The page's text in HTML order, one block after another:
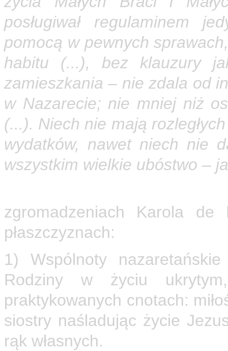
posługiwał regulaminem
pomocą w pewnych
habitu (...), bez klauzury
zamieszkania – nie zdala od
w Nazarecie; nie mniej niż
(...). Niech nie mają
wydatków, nawet niech nie
wszystkim wielkie ubóstwo –
zgromadzeniach Karola
płaszczyznach:
1) Wspólnoty
Rodziny w życiu
praktykowanych cnotach:
siostry naśladując życie
rąk własnych.